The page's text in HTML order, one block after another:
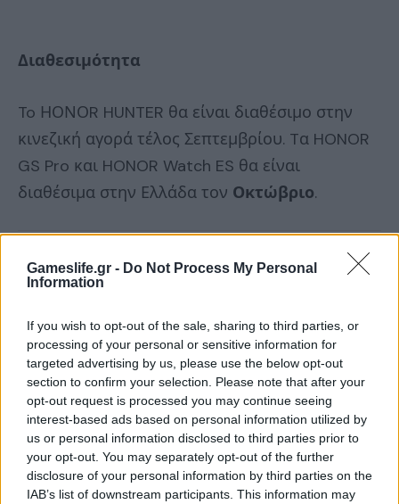
Gameslife.gr - Do Not Process My Personal
Information
If you wish to opt-out of the sale, sharing to third parties, or
processing of your personal or sensitive information for
targeted advertising by us, please use the below opt-out
section to confirm your selection. Please note that after your
opt-out request is processed you may continue seeing
interest-based ads based on personal information utilized by
us or personal information disclosed to third parties prior to
your opt-out. You may separately opt-out of the further
disclosure of your personal information by third parties on the
IAB’s list of downstream participants. This information may
Διαθεσιμότητα
To ΗΟΝΟR HUNTER θα είναι διαθέσιμο στην
κινεζική αγορά τέλος Σεπτεμβρίου. Tα HONOR
GS Pro και HONOR Watch ES θα είναι
διαθέσιμα στην Ελλάδα τον Οκτώβριο.
gaming laptop gaming on the go
honor
mobile gaming